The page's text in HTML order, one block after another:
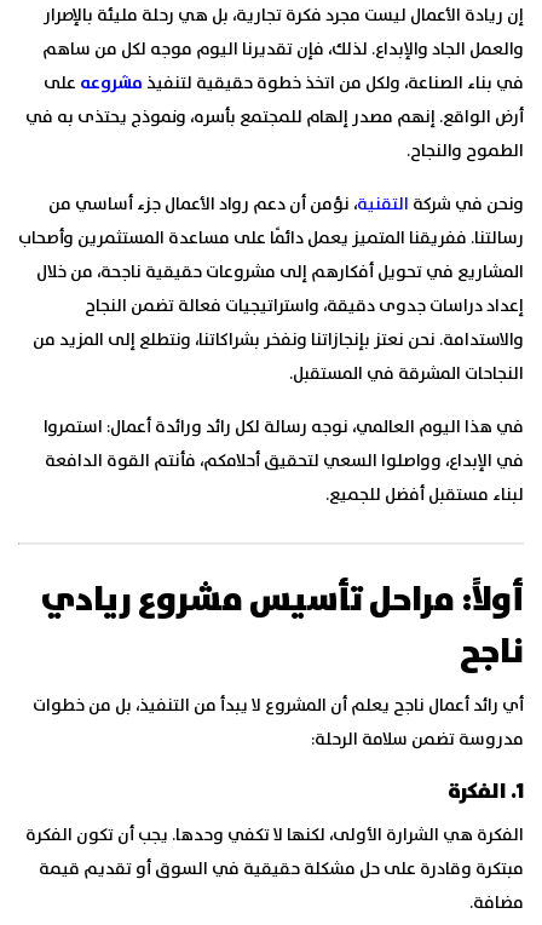
إن ريادة الأعمال ليست مجرد فكرة تجارية، بل هي رحلة مليئة بالإصرار
والعمل الجاد والإبداع. لذلك، فإن تقديرنا اليوم موجه لكل من ساهم
في بناء الصناعة، ولكل من اتخذ خطوة حقيقية لتنفيذ مشروعه على
أرض الواقع. إنهم مصدر إلهام للمجتمع بأسره، ونموذج يحتذى به في
الطموح والنجاح.
ونحن في شركة التقنية، نؤمن أن دعم رواد الأعمال جزء أساسي من
رسالتنا. ففريقنا المتميز يعمل دائمًا على مساعدة المستثمرين وأصحاب
المشاريع في تحويل أفكارهم إلى مشروعات حقيقية ناجحة، من خلال
إعداد دراسات جدوى دقيقة، واستراتيجيات فعالة تضمن النجاح
والاستدامة. نحن نعتز بإنجازاتنا ونفخر بشراكاتنا، ونتطلع إلى المزيد من
النجاحات المشرقة في المستقبل.
في هذا اليوم العالمي، نوجه رسالة لكل رائد ورائدة أعمال: استمروا
في الإبداع، وواصلوا السعي لتحقيق أحلامكم، فأنتم القوة الدافعة
لبناء مستقبل أفضل للجميع.
أولاً: مراحل تأسيس مشروع ريادي
ناجح
أي رائد أعمال ناجح يعلم أن المشروع لا يبدأ من التنفيذ، بل من خطوات
مدروسة تضمن سلامة الرحلة:
1. الفكرة
الفكرة هي الشرارة الأولى، لكنها لا تكفي وحدها. يجب أن تكون الفكرة
مبتكرة وقادرة على حل مشكلة حقيقية في السوق أو تقديم قيمة
مضافة.